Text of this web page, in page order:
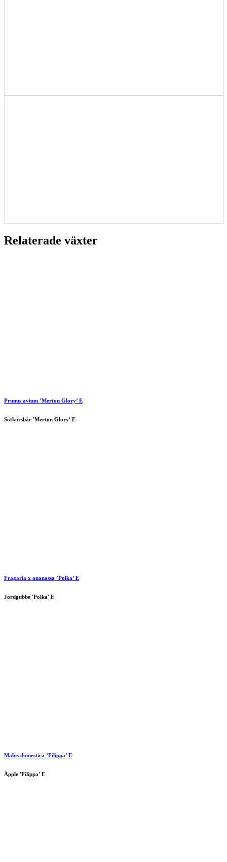
Relaterade växter
Prunus avium ’Merton Glory’ E
Sötkörsbär 'Merton Glory' E
Fragaria x ananassa ’Polka’ E
Jordgubbe 'Polka' E
Malus domestica ’Filippa’ E
Äpple 'Filippa' E